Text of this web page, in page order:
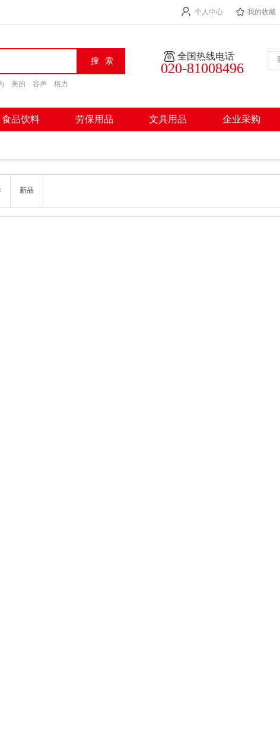
个人中心 我的收藏
美的 容声 格力
全国热线电话
020-81008496
食品饮料 劳保用品 文具用品 企业采购
新品